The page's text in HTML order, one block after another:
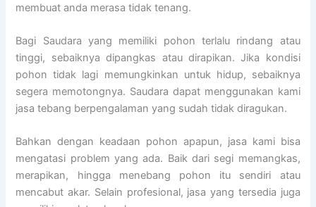
membuat anda merasa tidak tenang.
Bagi Saudara yang memiliki pohon terlalu rindang atau
tinggi, sebaiknya dipangkas atau dirapikan. Jika kondisi
pohon tidak lagi memungkinkan untuk hidup, sebaiknya
segera memotongnya. Saudara dapat menggunakan kami
jasa tebang berpengalaman yang sudah tidak diragukan.
Bahkan dengan keadaan pohon apapun, jasa kami bisa
mengatasi problem yang ada. Baik dari segi memangkas,
merapikan, hingga menebang pohon itu sendiri atau
mencabut akar. Selain profesional, jasa yang tersedia juga